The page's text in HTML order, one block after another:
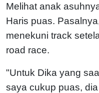
Melihat anak
Haris puas.
menekuni track
road race.
"Untuk Dika yang
saya cukup puas,